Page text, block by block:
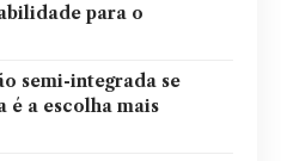
para o
semi-integrada se
é a escolha mais